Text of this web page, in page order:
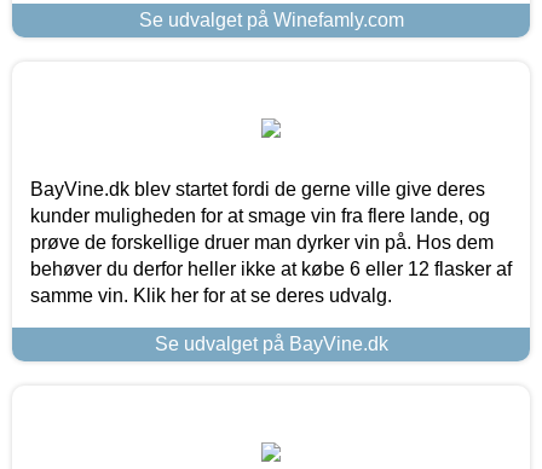
Se udvalget på Winefamly.com
BayVine.dk blev startet fordi de gerne ville give deres
kunder muligheden for at smage vin fra flere lande, og
prøve de forskellige druer man dyrker vin på. Hos dem
behøver du derfor heller ikke at købe 6 eller 12 flasker af
samme vin. Klik her for at se deres udvalg.
Se udvalget på BayVine.dk